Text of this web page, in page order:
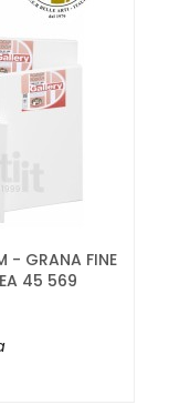
- GRANA FINE
45 569